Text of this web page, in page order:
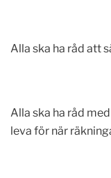
Alla ska ha råd att
Alla ska ha råd
leva för när